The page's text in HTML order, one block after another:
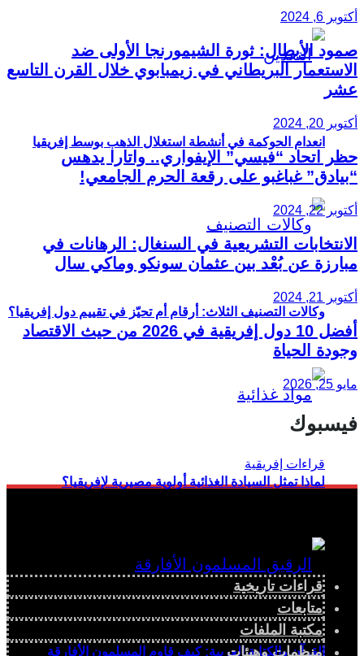
انعدام الحوكمة في أنشطة استغلال الذهب بوسط إفريقيا
وكالات التصنيف الثلاث: أرقام أم تحيّز في تقييم دول إفريقيا؟
لماذا تمثل السيادة الغذائية أولوية مصيرية لإفريقيا؟
القرآن والكتابة العربية: كيف قاوم المسلمون الأفارقة
أكتوبر 6, 2024
صمود الأبطال: ثورة الشيمورنجا الأولى ضد
الاستعمار البريطاني في زيمبابوي خلال القرن التاسع
عشر
أكتوبر 20, 2024
حظر اتحاد “فيسي” الإيفواري.. واتارا يدهس
“بيادق” غباغبو على رقعة الحرم الجامعي!
أكتوبر 22, 2024
الانتخابات التشريعية في السنغال: الرهانات في
مبارزة عن بُعْد بين عثمان سونكو وماكي سال
أكتوبر 21, 2024
أفضل 10 دول إفريقية في 2026 من حيث الاقتصاد
وجودة الحياة
مايو 25, 2026
فيسبوك
قراءات تاريخية
متابعات
مكتبة الملفات
منظمات وهيئات